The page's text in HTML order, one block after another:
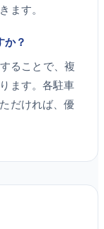
ます。
か？
ることで、複
ます。各駐車
だければ、優